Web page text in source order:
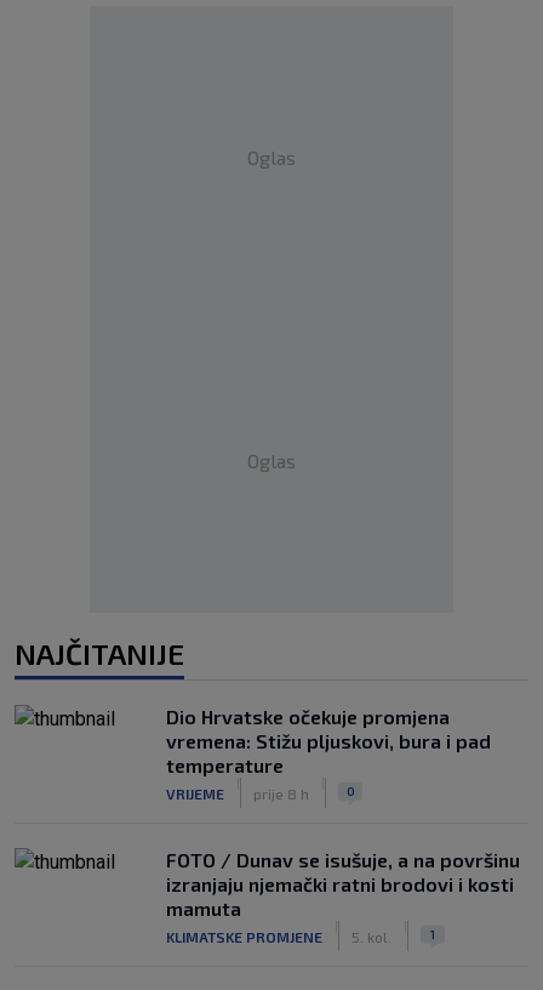
Oglas
Oglas
NAJČITANIJE
Dio Hrvatske očekuje promjena
vremena: Stižu pljuskovi, bura i pad
temperature
VRIJEME prije 8 h 0
FOTO / Dunav se isušuje, a na površinu
izranjaju njemački ratni brodovi i kosti
mamuta
KLIMATSKE PROMJENE 5. kol. 1